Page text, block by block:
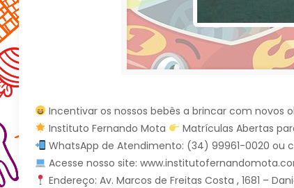
Incentivar os nossos bebês a brincar com novos
Instituto Fernando Mota
Matrículas Abertas
WhatsApp de Atendimento: (34) 99961-0020 ou
Acesse nosso site:
Endereço: Av. Marcos de Freitas Costa , 1681 –